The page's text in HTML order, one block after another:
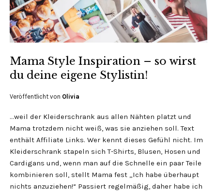
Mama Style Inspiration – so wirst
du deine eigene Stylistin!
Veröffentlicht von Olivia
…weil der Kleiderschrank aus allen Nähten platzt und
Mama trotzdem nicht weiß, was sie anziehen soll. Text
enthält Affiliate Links. Wer kennt dieses Gefühl nicht. Im
Kleiderschrank stapeln sich T-Shirts, Blusen, Hosen und
Cardigans und, wenn man auf die Schnelle ein paar Teile
kombinieren soll, stellt Mama fest „Ich habe überhaupt
nichts anzuziehen!“ Passiert regelmäßig, daher habe ich